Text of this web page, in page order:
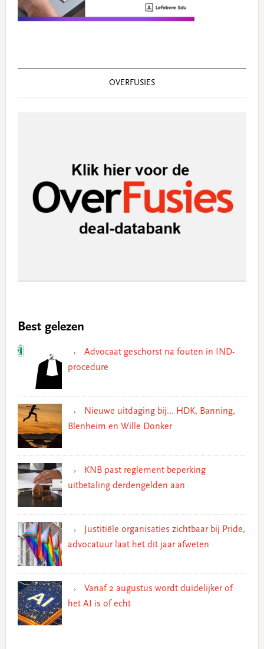
OVERFUSIES
Best gelezen
Advocaat geschorst na fouten in IND-
procedure
Nieuwe uitdaging bij… HDK, Banning,
Blenheim en Wille Donker
KNB past reglement beperking
uitbetaling derdengelden aan
Justitiële organisaties zichtbaar bij Pride,
advocatuur laat het dit jaar afweten
Vanaf 2 augustus wordt duidelijker of
het AI is of echt